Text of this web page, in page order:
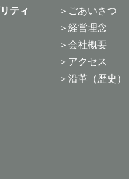
ティ
ごあいさつ
経営理念
会社概要
アクセス
沿革（歴史）